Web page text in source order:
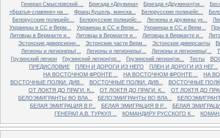
Генерал Смысловский ...
Бригада «Дружина» Бригада «Дружина»(ок...
«Братья-славяне» на ...
Франц Кушель, минска... Белорусские полицейс...
Белорусские полицейс...
Белорусские полицейс... Легионы и дружины ук...
Украинцы в СС и Верм...
Украинцы в СС и Верм... Украинцы в СС и Верм...
Литовцы в Вермахте и...
Литовцы в Вермахте и... Литовцы в Вермахте и...
Эстонские диверсионн...
Эстонские части Верм... Эстонские диверсанты
Легионы и легионеры(...
Легионы и легионеры(... Легионы и легионеры(...
Грузинский легион
Грузинский легион(пр... Грузинский легион(ок... Тесты
ПРЕДИСЛОВИЕ
ПЛЕН И ДОРОГИ ИЗ НЕГО
ПЛЕН И ДОРОГИ ИЗ НЕГ...
НА ВОСТОЧНОМ ФРОНТЕ ...
НА ВОСТОЧНОМ ФРОНТЕ ...
НА
ВОСТОЧНЫЕ ПОЛКИ. ДИВ...
ВОСТОЧНЫЕ ПОЛКИ. ДИВ...
ВОСТОЧНЫЕ
ОТ ЛОКТЯ ДО ПРАГИ. К...
ОТ ЛОКТЯ ДО ПРАГИ. К...
ОТ ЛОКТЯ ДО
БЕЛОЭМИГРАНТЫ ВО ВЛА...
БЕЛОЭМИГРАНТЫ ВО ВЛА...
БЕЛАЯ ЭМИГРАЦИЯ В Р...
БЕЛАЯ ЭМИГРАЦИЯ В Р...
БЕЛАЯ
ГЕНЕРАЛ А.В. ТУРКУЛ ...
КОМАНДИРУ РУССКОГО К...